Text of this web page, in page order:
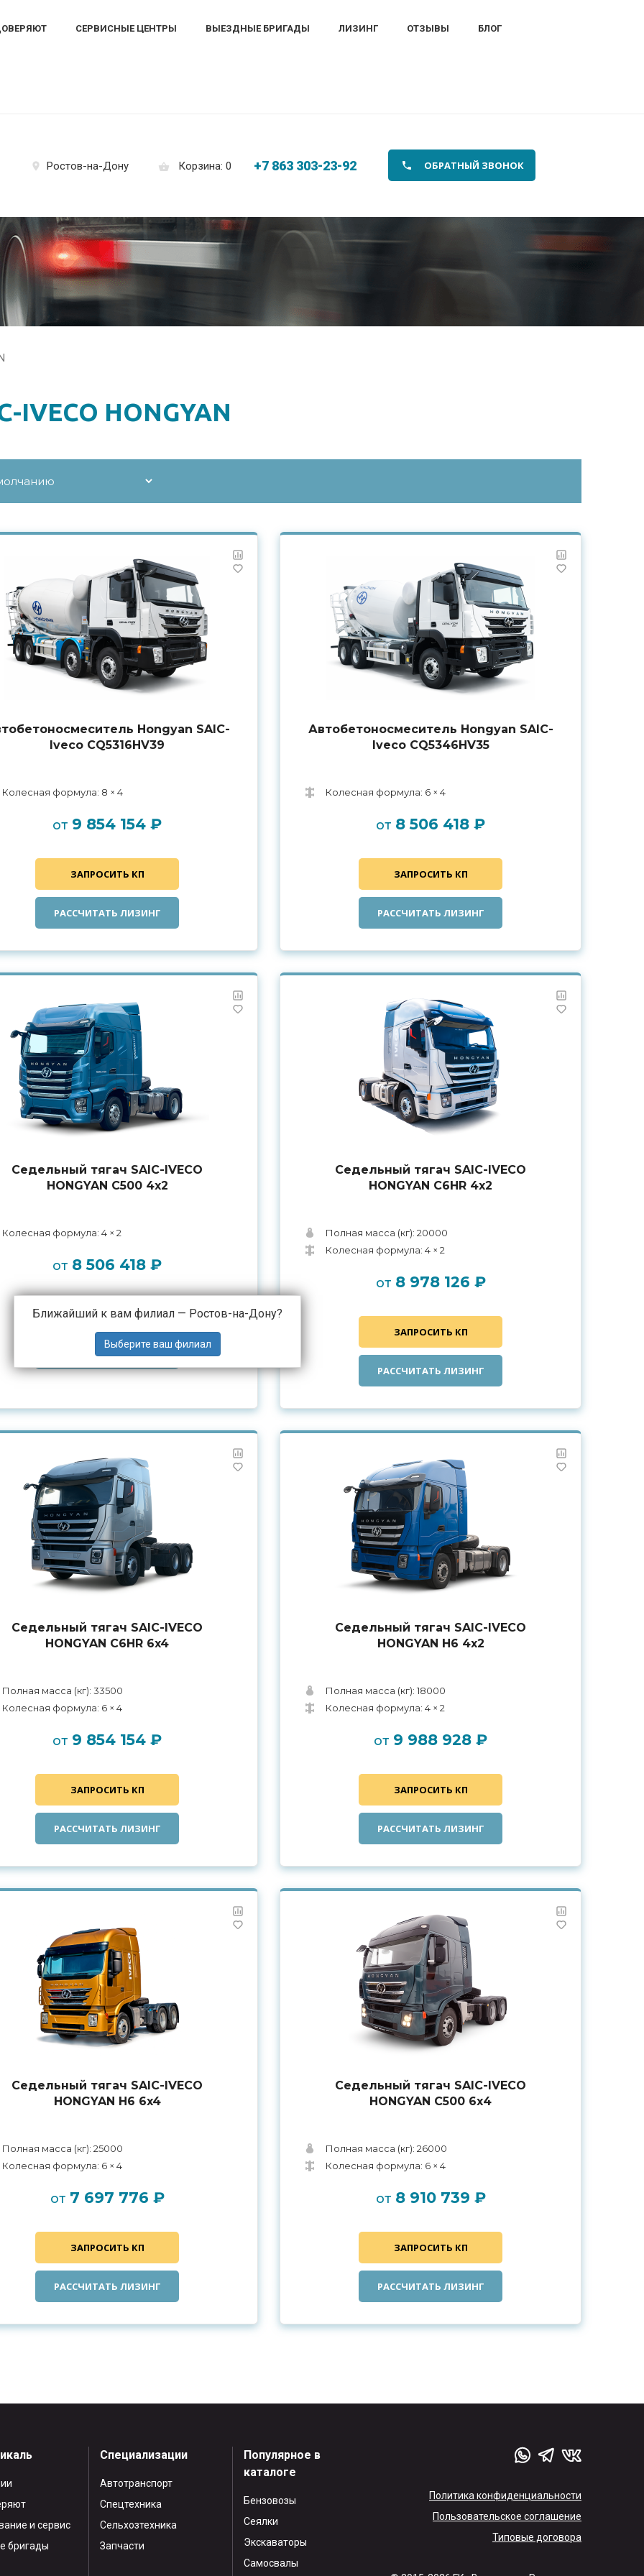
СЕРВИСНЫЕ ЦЕНТРЫ ВЫЕЗДНЫЕ БРИГАДЫ ЛИЗИНГ ОТЗЫВЫ БЛОГ
Ростов-на-Дону
Ближайший к вам филиал — Ростов-на-Дону?
Корзина: 0 +7 863 303-23-92 ОБРАТНЫЙ ЗВОНОК
IVECO HONGYAN
Hongyan SAIC-
Iveco CQ5316HV39
Колесная формула: 8 × 4
от 9 854 154 ₽
ЗАПРОСИТЬ КП
РАССЧИТАТЬ ЛИЗИНГ
Автобетоносмеситель Hongyan SAIC-
Iveco CQ5346HV35
Колесная формула: 6 × 4
от 8 506 418 ₽
ЗАПРОСИТЬ КП
РАССЧИТАТЬ ЛИЗИНГ
Седельный тягач SAIC-IVECO
HONGYAN C500 4х2
Колесная формула: 4 × 2
от 8 506 418 ₽
ЗАПРОСИТЬ КП
РАССЧИТАТЬ ЛИЗИНГ
Седельный тягач SAIC-IVECO
HONGYAN C6HR 4х2
Полная масса (кг): 20000
Колесная формула: 4 × 2
от 8 978 126 ₽
ЗАПРОСИТЬ КП
РАССЧИТАТЬ ЛИЗИНГ
Седельный тягач SAIC-IVECO
HONGYAN C6HR 6x4
Полная масса (кг): 33500
Колесная формула: 6 × 4
от 9 854 154 ₽
ЗАПРОСИТЬ КП
РАССЧИТАТЬ ЛИЗИНГ
Седельный тягач SAIC-IVECO
HONGYAN H6 4x2
Полная масса (кг): 18000
Колесная формула: 4 × 2
от 9 988 928 ₽
ЗАПРОСИТЬ КП
РАССЧИТАТЬ ЛИЗИНГ
Седельный тягач SAIC-IVECO
HONGYAN H6 6x4
Полная масса (кг): 25000
Колесная формула: 6 × 4
от 7 697 776 ₽
ЗАПРОСИТЬ КП
РАССЧИТАТЬ ЛИЗИНГ
Седельный тягач SAIC-IVECO
HONGYAN С500 6х4
Полная масса (кг): 26000
Колесная формула: 6 × 4
от 8 910 739 ₽
ЗАПРОСИТЬ КП
РАССЧИТАТЬ ЛИЗИНГ
и сервис
бригады
Специализации
Автотранспорт
Спецтехника
Сельхозтехника
Запчасти
Популярное в
каталоге
Бензовозы
Сеялки
Экскаваторы
Самосвалы
Политика конфиденциальности
Пользовательское соглашение
Типовые договора